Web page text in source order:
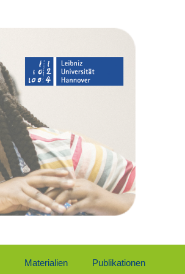
Mate­ria­li­en Publi­ka­tio­nen